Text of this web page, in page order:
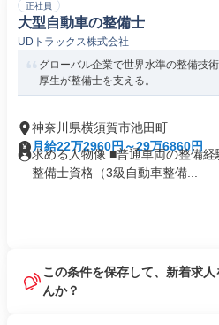
正社員
大型自動車の整備士
UDトラックス株式会社
グローバル企業で世界水準の整備技
厚生が整備士を支える。
神奈川県横須賀市池田町
月給22万2960円～29万6860円
求める人物像 ■普通車両の整備
整備士資格（3級自動車整備...
この条件を保存して、新着求
んか？